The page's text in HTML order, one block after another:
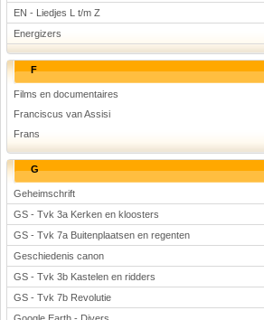
EN - Liedjes L t/m Z
Energizers
F
Films en documentaires
Franciscus van Assisi
Frans
G
Geheimschrift
GS - Tvk 3a Kerken en kloosters
GS - Tvk 7a Buitenplaatsen en regenten
Geschiedenis canon
GS - Tvk 3b Kastelen en ridders
GS - Tvk 7b Revolutie